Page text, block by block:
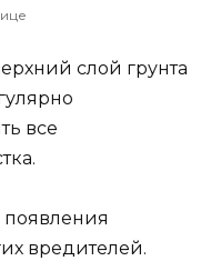
слой грунта
все
появления
вредителей.